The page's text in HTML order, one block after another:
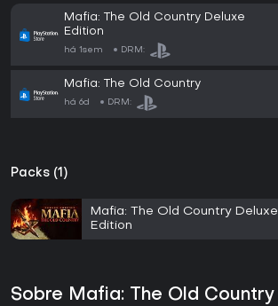
Mafia: The Old Country Deluxe
Edition
há 1sem DRM:
Mafia: The Old Country
há 6d DRM:
Packs (1)
Mafia: The Old Country Deluxe
Edition
Sobre Mafia: The Old Country